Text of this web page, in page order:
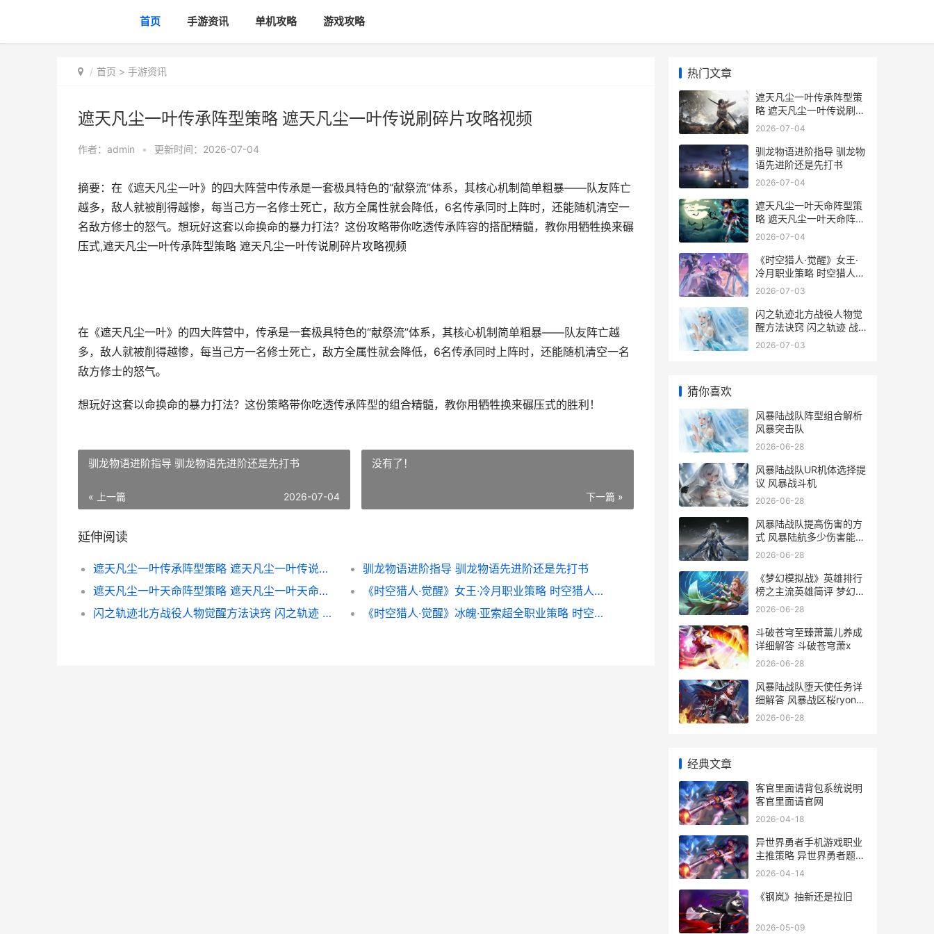
首页 手游资讯 单机攻略 游戏攻略
首页 > 手游资讯
遮天凡尘一叶传承阵型策略 遮天凡尘一叶传说刷碎片攻略视频
作者： admin • 更新时间：2026-07-04
摘要：在《遮天凡尘一叶》的四大阵营中传承是一套极具特色的“献祭流”体系，其核心机制简单粗暴——队友阵亡
越多，敌人就被削得越惨，每当己方一名修士死亡，敌方全属性就会降低，6名传承同时上阵时，还能随机清空一
名敌方修士的怒气。想玩好这套以命换命的暴力打法？这份攻略带你吃透传承阵容的搭配精髓，教你用牺牲换来碾
压式,遮天凡尘一叶传承阵型策略 遮天凡尘一叶传说刷碎片攻略视频
在《遮天凡尘一叶》的四大阵营中，传承是一套极具特色的“献祭流”体系，其核心机制简单粗暴——队友阵亡越
多，敌人就被削得越惨，每当己方一名修士死亡，敌方全属性就会降低，6名传承同时上阵时，还能随机清空一名
敌方修士的怒气。
想玩好这套以命换命的暴力打法？这份策略带你吃透传承阵型的组合精髓，教你用牺牲换来碾压式的胜利！
驯龙物语进阶指导 驯龙物语先进阶还是先打书
« 上一篇 2026-07-04
没有了！
下一篇 »
延伸阅读
遮天凡尘一叶传承阵型策略 遮天凡尘一叶传说刷碎片攻略视频
驯龙物语进阶指导 驯龙物语先进阶还是先打书
遮天凡尘一叶天命阵型策略 遮天凡尘一叶天命阵容庞博带什么武器
《时空猎人·觉醒》女王·冷月职业策略 时空猎人lua
闪之轨迹北方战役人物觉醒方法诀窍 闪之轨迹 战斗
《时空猎人·觉醒》冰魄·亚索超全职业策略 时空猎人最新觉醒
热门文章
遮天凡尘一叶传承阵型策
略 遮天凡尘一叶传说刷碎
片攻略视频
2026-07-04
驯龙物语进阶指导 驯龙物
语先进阶还是先打书
2026-07-04
遮天凡尘一叶天命阵型策
略 遮天凡尘一叶天命阵容
庞博带什么武器
2026-07-04
《时空猎人·觉醒》女王·
冷月职业策略 时空猎人
lua
2026-07-03
闪之轨迹北方战役人物觉
醒方法诀窍 闪之轨迹 战
斗
2026-07-03
猜你喜欢
风暴陆战队阵型组合解析
风暴突击队
2026-06-28
风暴陆战队UR机体选择提
议 风暴战斗机
2026-06-28
风暴陆战队提高伤害的方
式 风暴陆航多少伤害能秒
过图
2026-06-28
《梦幻模拟战》英雄排行
榜之主流英雄简评 梦幻模
拟战2单机版下载
2026-06-28
斗破苍穹至臻萧薰儿养成
详细解答 斗破苍穹萧x
2026-06-28
风暴陆战队堕天使任务详
细解答 风暴战区桜ryona
吧
2026-06-28
经典文章
客官里面请背包系统说明
客官里面请官网
2026-04-18
异世界勇者手机游戏职业
主推策略 异世界勇者题材
的漫画有哪些
2026-04-14
《钢岚》抽新还是拉旧
2026-05-09